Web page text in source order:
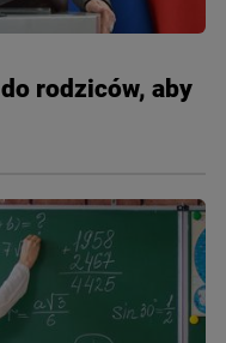
rodziców, aby